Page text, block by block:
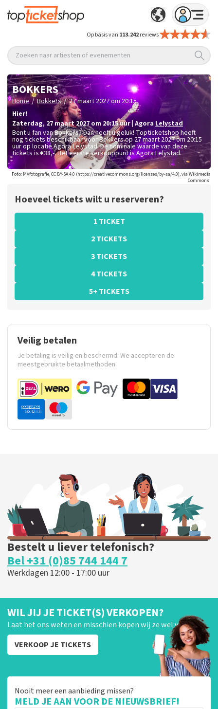
Op basis van 113.242reviews
Zoeken naar artiesten of evenementen
BOKKERS
Home / Bokkers / 27 maart 2027 om 20:15
Hier!
zaterdag, 27 maart 2027 om 20:15uur Agora Lelystad
Bent u fan van Bokkers? Dan heeft u geluk! Topticketshop heeft
nog tickets beschikbaar voor Bokkers op 27 maart 2027 om 20:15
uur op locatie Agora Lelystad. De nominale waarde van deze
tickets is €38,-. Het eerste verkooppunt is Agora Lelystad.
Foto: MVfotografie, CC BY-SA 4.0 (https://creativecommons.org/licenses/by-sa/4.0), via Wikimedia
Commons
Hoeveel tickets wilt u reserveren?
1 TICKET
2 TICKETS
3 TICKETS
4 TICKETS
5+ TICKETS
Veilig betalen
Je betaling is veilig en beschermd. We accepteren de
meestgebruikte betaalmethoden.
Bestelt u liever telefonisch?
Bel +31 (0)85 744 144 7
Werkdagen 12:00 - 17:00 uur
WIL JIJ JE TICKET(S) VERKOPEN?
Laat het ons weten en misschien kopen wij ze wel van je!
VERKOOP JE TICKETS
Nooit meer een aanbieding missen?
MELD JE AAN VOOR DE NIEUWSBRIEF!